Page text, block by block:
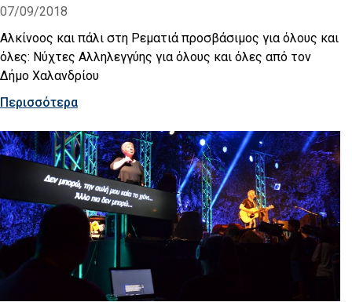
07/09/2018
Αλκίνοος και πάλι στη Ρεματιά προσβάσιμος για όλους και
όλες: Νύχτες Αλληλεγγύης για όλους και όλες από τον
Δήμο Χαλανδρίου
Περισσότερα